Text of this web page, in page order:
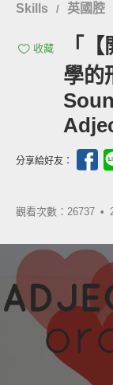
Skills
/ 英國腔
收藏
「
學的
分享給好友：
觀看次數：26737 •